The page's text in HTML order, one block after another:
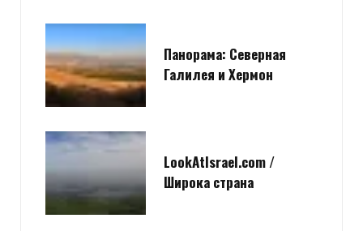
Панорама: Северная
Галилея и Хермон
LookAtIsrael.com /
Широка страна